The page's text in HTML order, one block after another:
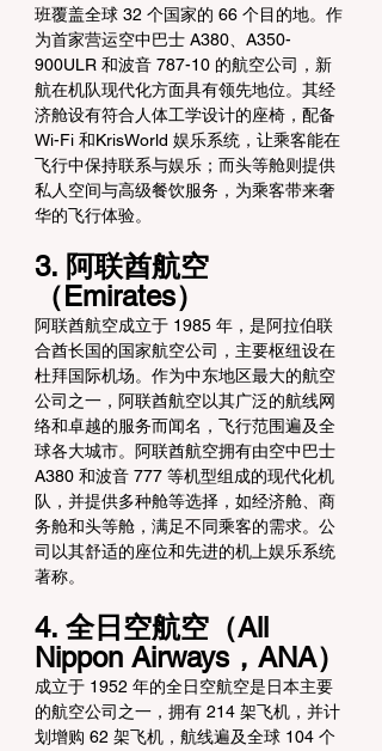
班覆盖全球 32 个国家的 66 个目的地。作
为首家营运空中巴士 A380、A350-
900ULR 和波音 787-10 的航空公司，新
航在机队现代化方面具有领先地位。其经
济舱设有符合人体工学设计的座椅，配备
Wi-Fi 和KrisWorld 娱乐系统，让乘客能在
飞行中保持联系与娱乐；而头等舱则提供
私人空间与高级餐饮服务，为乘客带来奢
华的飞行体验。
3. 阿联酋航空
（Emirates）
阿联酋航空成立于 1985 年，是阿拉伯联
合酋长国的国家航空公司，主要枢纽设在
杜拜国际机场。作为中东地区最大的航空
公司之一，阿联酋航空以其广泛的航线网
络和卓越的服务而闻名，飞行范围遍及全
球各大城市。阿联酋航空拥有由空中巴士
A380 和波音 777 等机型组成的现代化机
队，并提供多种舱等选择，如经济舱、商
务舱和头等舱，满足不同乘客的需求。公
司以其舒适的座位和先进的机上娱乐系统
著称。
4. 全日空航空（All
Nippon Airways，ANA）
成立于 1952 年的全日空航空是日本主要
的航空公司之一，拥有 214 架飞机，并计
划增购 62 架飞机，航线遍及全球 104 个